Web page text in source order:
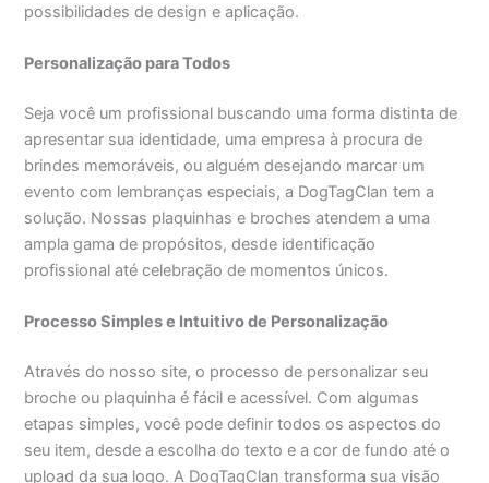
possibilidades de design e aplicação.
Personalização para Todos
Seja você um profissional buscando uma forma distinta de
apresentar sua identidade, uma empresa à procura de
brindes memoráveis, ou alguém desejando marcar um
evento com lembranças especiais, a DogTagClan tem a
solução. Nossas plaquinhas e broches atendem a uma
ampla gama de propósitos, desde identificação
profissional até celebração de momentos únicos.
Processo Simples e Intuitivo de Personalização
Através do nosso site, o processo de personalizar seu
broche ou plaquinha é fácil e acessível. Com algumas
etapas simples, você pode definir todos os aspectos do
seu item, desde a escolha do texto e a cor de fundo até o
upload da sua logo. A DogTagClan transforma sua visão